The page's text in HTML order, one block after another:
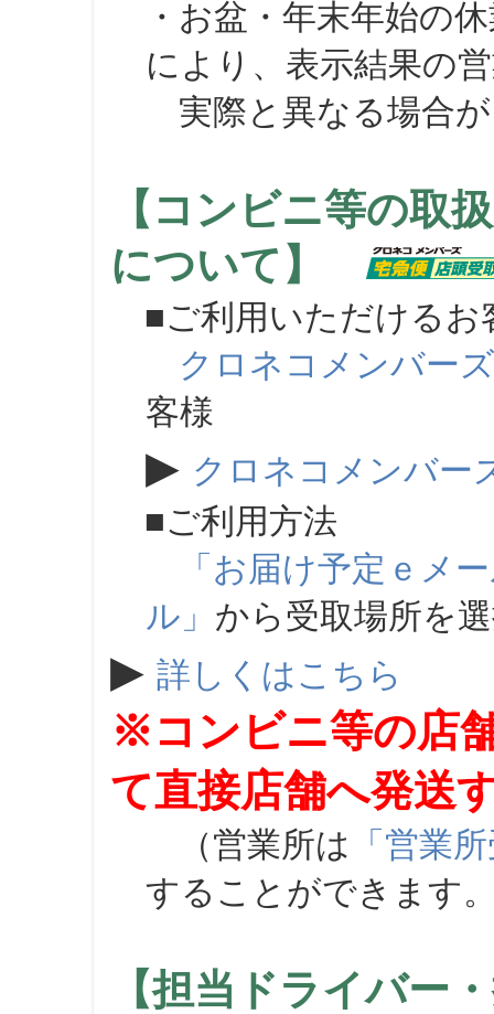
・お盆・年末年始の
により、表示結果の
実際と異なる場合が
【コンビニ等の取
について】
■ご利用いただけるお
クロネコメンバーズ
客様
▶ クロネコメンバー
■ご利用方法
「お届け予定ｅメ
ル」 から受取場所を
▶ 詳しくはこちら
※コンビニ等の店
て直接店舗へ発送
（営業所は 「営業
することができます
【担当ドライバー